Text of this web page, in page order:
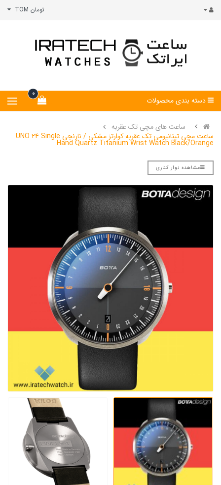
تومان TOM
0
دسته بندی محصولات
ساعت های مچی تک عقربه
ساعت مچی تیتانیومی تک عقربه کوارتز مشکی / نارنجی UNO 24 Single
Hand Quartz Titanium Wrist Watch Black/Orange
مشاهده نوار کناری